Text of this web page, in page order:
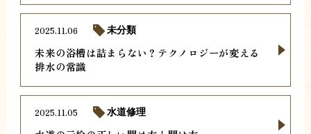
未来の浴槽は詰まらない？テクノロジーが変える
排水の常識
2025.11.06 未分類
2025.11.05 水道修理